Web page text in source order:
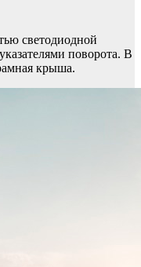
светодиодной
поворота. В
крыша.